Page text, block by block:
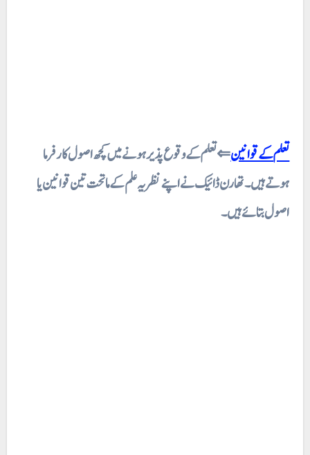
تعلم کے قوانین⇐ تعلم کے وقوع پذیر ہونے میں کچھ اصول کارفرما
ہوتے ہیں۔ تھارن ڈائیک نے اپنے نظریہ علم کے ماتحت تین قوانین یا
اصول بتائے ہیں۔